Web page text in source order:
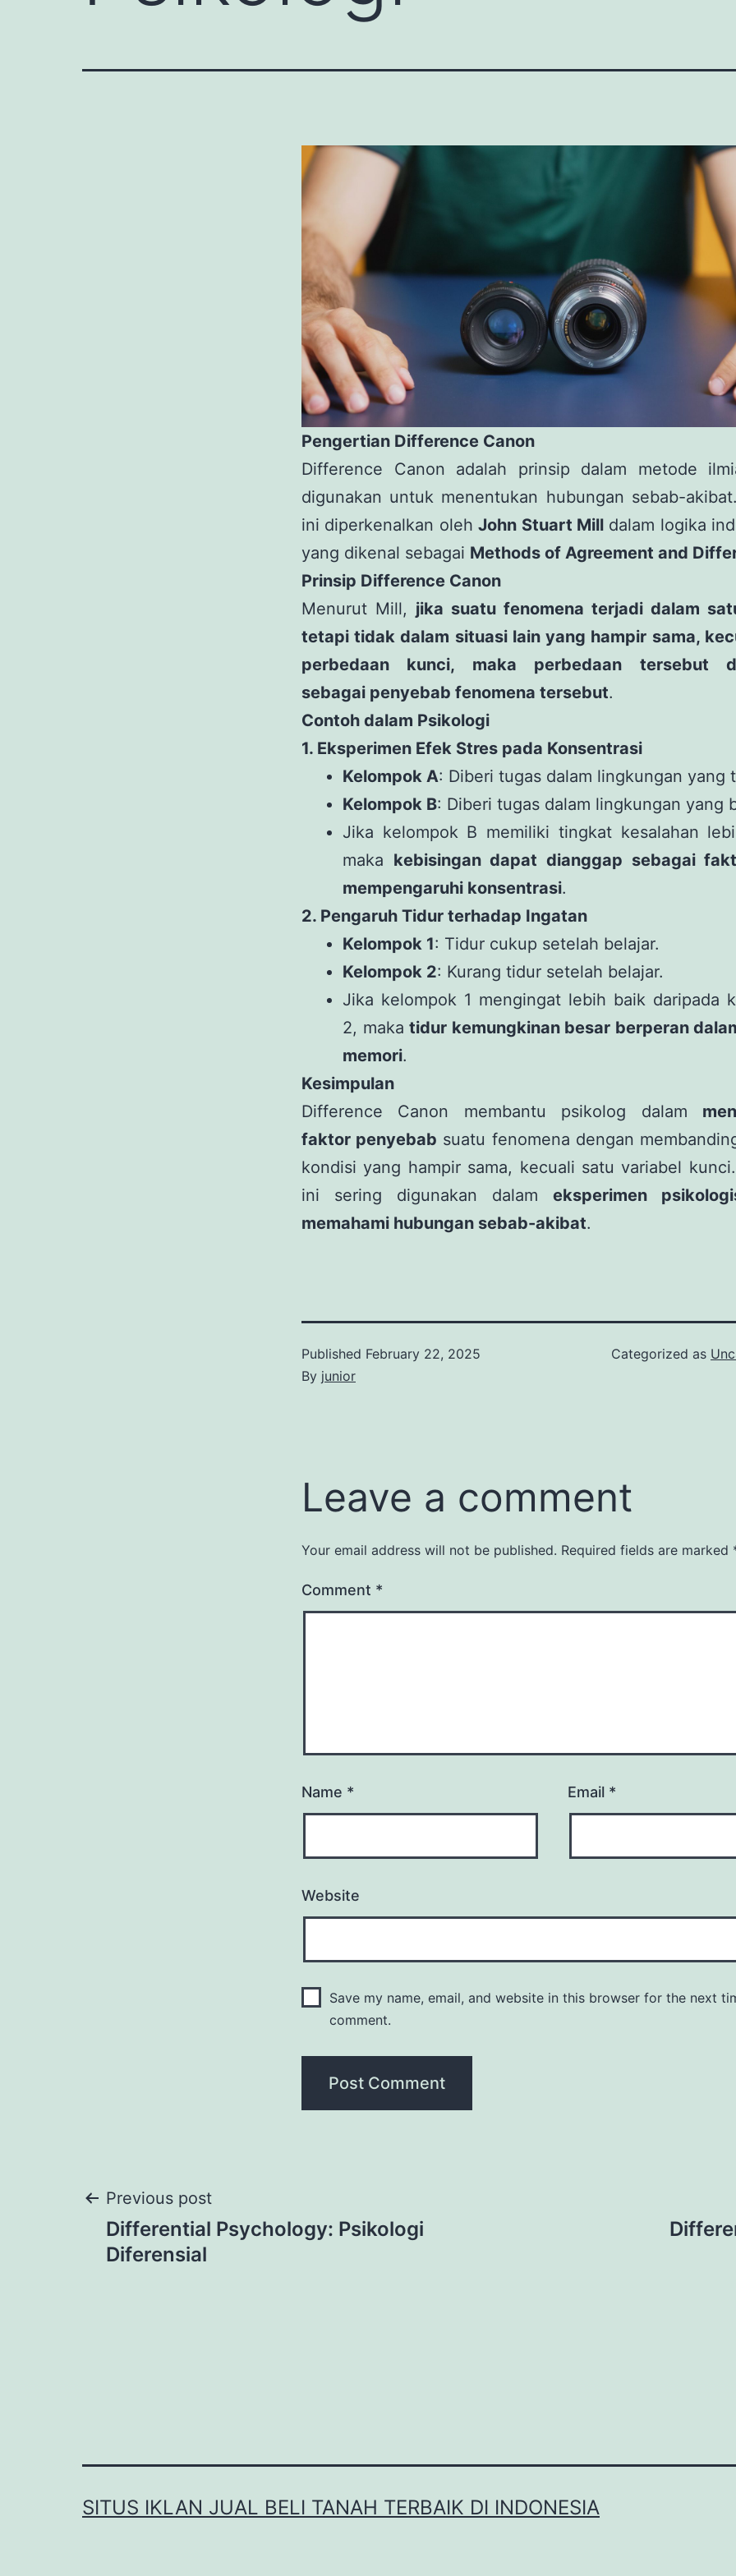
Pengertian Difference Canon
Difference Canon adalah prinsip dalam metode
digunakan untuk menentukan hubungan sebab-
ini diperkenalkan olehJohn Stuart Milldalam logika
yang dikenal sebagai Methods of Agreement and
Prinsip Difference Canon
Menurut Mill, jika suatu fenomena terjadi dalam
tetapi tidak dalam situasi lain yang hampir sama,
perbedaan kunci, maka perbedaan tersebut
sebagai penyebab fenomena tersebut.
Contoh dalam Psikologi
1. Eksperimen Efek Stres pada Konsentrasi
Kelompok A: Diberi tugas dalam lingkungan yang
Kelompok B: Diberi tugas dalam lingkungan yang
Jika kelompok B memiliki tingkat kesalahan
maka kebisingan dapat dianggap sebagai
mempengaruhi konsentrasi.
2. Pengaruh Tidur terhadap Ingatan
Kelompok 1: Tidur cukup setelah belajar.
Kelompok 2: Kurang tidur setelah belajar.
Jika kelompok 1 mengingat lebih baik daripada
2, makatidur kemungkinan besar berperan
memori.
Kesimpulan
Difference Canon membantu psikolog dalam
faktor penyebab suatu fenomena dengan
kondisi yang hampir sama, kecuali satu variabel
ini sering digunakan dalam eksperimen
memahami hubungan sebab-akibat.
Published February 22, 2025
By junior
Categorized as
Leave a comment
Your email address will not be published. Required fields are marked
Comment *
Name * Email *
Website
Save my name, email, and website in this browser for the next
comment.
Post
navigation
Previous post
Differential Psychology: Psikologi
Diferensial
SITUS IKLAN JUAL BELI TANAH TERBAIK DI INDONESIA